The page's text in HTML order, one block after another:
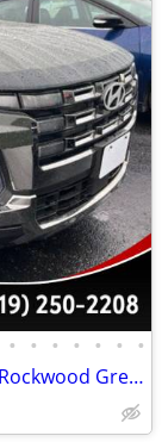
• • • • • • •
Used 2026 Hyundai Santa Cruz Limited Rockwood Green